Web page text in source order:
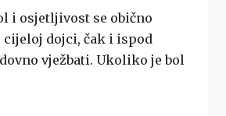
i osjetljivost se obično
dojci, čak i ispod
vježbati. Ukoliko je bol